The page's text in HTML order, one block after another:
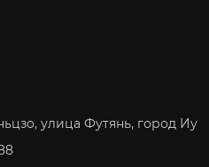
улица Футянь, город Иу